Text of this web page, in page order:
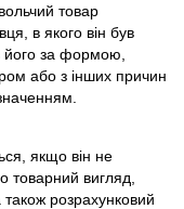
товар
в якого він був
його за формою,
або з інших причин
якщо він не
товарний вигляд,
розрахунковий